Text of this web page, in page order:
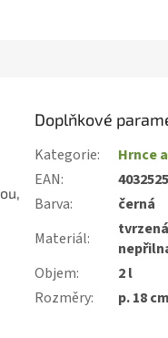
Doplňkové
Kategorie:
Hrnce
EAN:
Barva:
černá
Materiál:
Objem:
2 l
Rozměry: p. 18